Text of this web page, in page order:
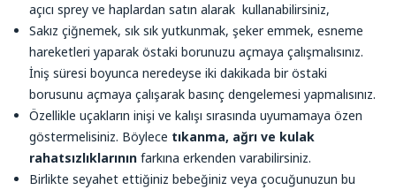
açıcı sprey ve haplardan satın alarak kullanabilirsiniz,
Sakız çiğnemek, sık sık yutkunmak, şeker emmek, esneme
hareketleri yaparak östaki borunuzu açmaya çalışmalısınız.
İniş süresi boyunca neredeyse iki dakikada bir östaki
borusunu açmaya çalışarak basınç dengelemesi yapmalısınız.
Özellikle uçakların inişi ve kalışı sırasında uyumamaya özen
göstermelisiniz. Böylece tıkanma, ağrı ve kulak
rahatsızlıklarının farkına erkenden varabilirsiniz.
Birlikte seyahet ettiğiniz bebeğiniz veya çocuğunuzun bu